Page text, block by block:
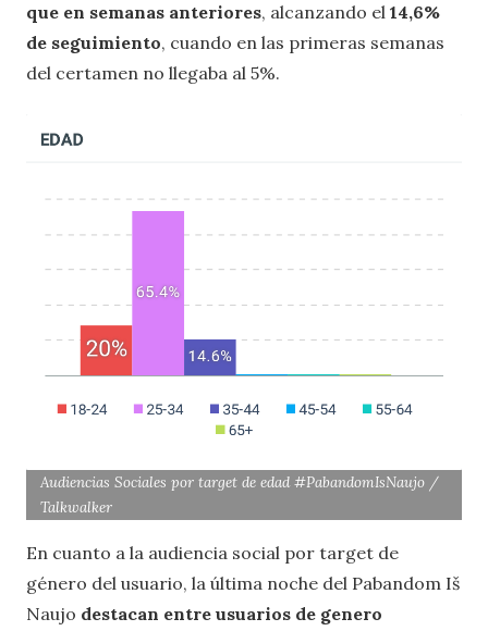
que en semanas anteriores, alcanzando el 14,6%
de seguimiento, cuando en las primeras semanas
del certamen no llegaba al 5%.
Audiencias Sociales por target de edad #PabandomIsNaujo /
Talkwalker
En cuanto a la audiencia social por target de
género del usuario, la última noche del Pabandom Iš
Naujo destacan entre usuarios de genero